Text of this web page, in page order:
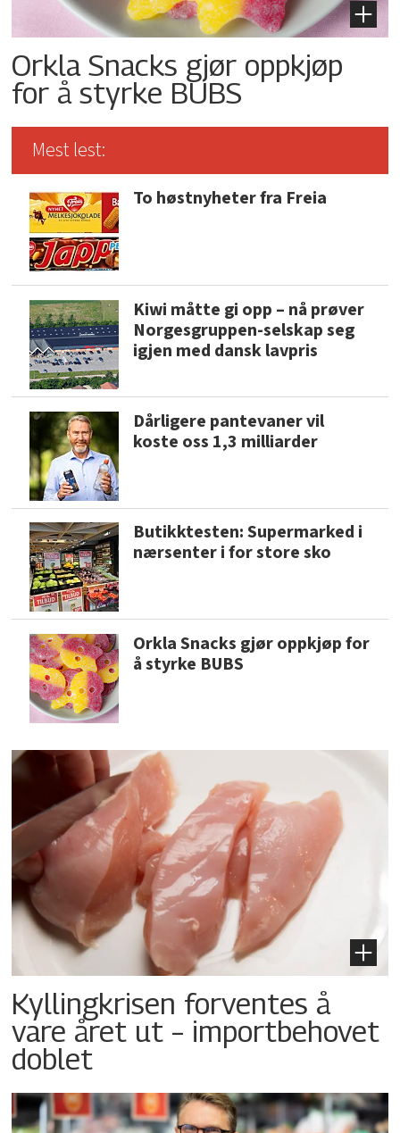
Orkla Snacks gjør oppkjøp
for å styrke BUBS
Mest lest:
To høstnyheter fra Freia
Kiwi måtte gi opp – nå prøver
Norgesgruppen-selskap seg
igjen med dansk lavpris
Dårligere pantevaner vil
koste oss 1,3 milliarder
Butikktesten: Supermarked i
nærsenter i for store sko
Orkla Snacks gjør oppkjøp for
å styrke BUBS
Kyllingkrisen forventes å
vare året ut – importbehovet
doblet